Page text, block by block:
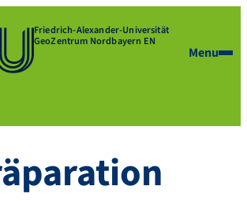
Friedrich-Alexander-Universität
GeoZentrum Nordbayern EN
Menu